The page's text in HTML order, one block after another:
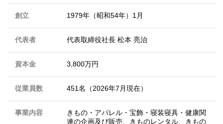
創立 1979年（昭和54年）1月
代表者 代表取締役社長 松本 亮治
資本金 3,800万円
従業員数 451名（2026年7月現在）
事業内容
きもの・アパレル・宝飾・寝装寝具・健康関
連の企画及び販売、きものレンタル、きもの